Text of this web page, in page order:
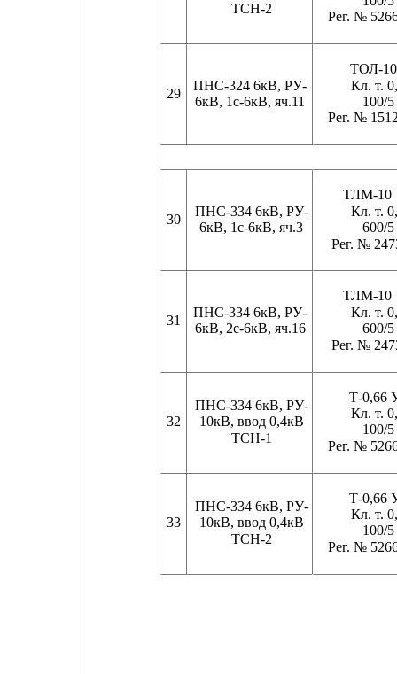
ТСН-2
Рег. №
29
ПНС-324 6кВ, РУ-
6кВ, 1с-6кВ, яч.11
ТОЛ-
Кл. т.
100/5
Рег. №
30
ПНС-334 6кВ, РУ-
6кВ, 1с-6кВ, яч.3
ТЛМ-10
Кл. т.
600/5
Рег. №
31
ПНС-334 6кВ, РУ-
6кВ, 2с-6кВ, яч.16
ТЛМ-10
Кл. т.
600/5
Рег. №
32
ПНС-334 6кВ, РУ-
10кВ, ввод 0,4кВ
ТСН-1
Т-0,66
Кл. т.
100/5
Рег. №
33
ПНС-334 6кВ, РУ-
10кВ, ввод 0,4кВ
ТСН-2
Т-0,66
Кл. т.
100/5
Рег. №